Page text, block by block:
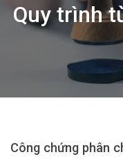
Quy trình
Công chứng phân